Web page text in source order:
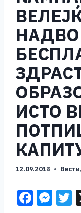
ИСТО
12.09.2018 Вести,
F M T